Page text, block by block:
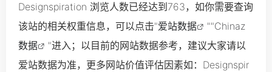
Designspiration 浏览人数已经达到763，如你需要查询
该站的相关权重信息，可以点击"爱站数据 ""Chinaz
数据
"进入；以目前的网站数据参考，建议大家请以
爱站数据为准，更多网站价值评估因素如：Designspir